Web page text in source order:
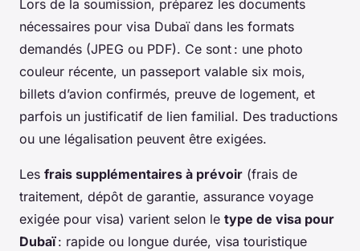
Lors de la soumission, préparez les documents
nécessaires pour visa Dubaï dans les formats
demandés (JPEG ou PDF). Ce sont : une photo
couleur récente, un passeport valable six mois,
billets d’avion confirmés, preuve de logement, et
parfois un justificatif de lien familial. Des traductions
ou une légalisation peuvent être exigées.
Les frais supplémentaires à prévoir (frais de
traitement, dépôt de garantie, assurance voyage
exigée pour visa) varient selon le type de visa pour
Dubaï: rapide ou longue durée, visa touristique